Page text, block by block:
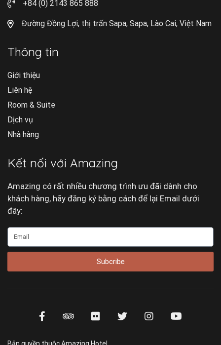
+84 (0) 2143 865 888
Đường Đồng Lợi, thị trấn Sapa, Sapa, Lào Cai, Việt Nam
Thông tin
Giới thiệu
Liên hệ
Room & Suite
Dịch vụ
Nhà hàng
Kết nối với Amazing
Amazing có rất nhiều chương trình ưu đãi dành cho
khách hàng, hãy đăng ký bằng cách để lại Email dưới
đây:
Subcribe